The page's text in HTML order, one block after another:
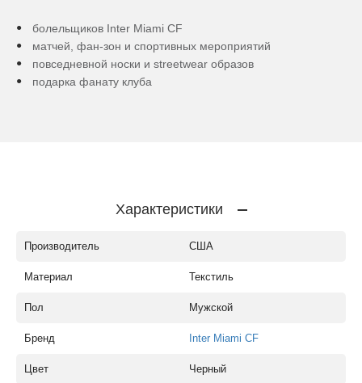
болельщиков Inter Miami CF
матчей, фан-зон и спортивных мероприятий
повседневной носки и streetwear образов
подарка фанату клуба
Характеристики
Производитель США
Материал Текстиль
Пол Мужской
Бренд Inter Miami CF
Цвет Черный